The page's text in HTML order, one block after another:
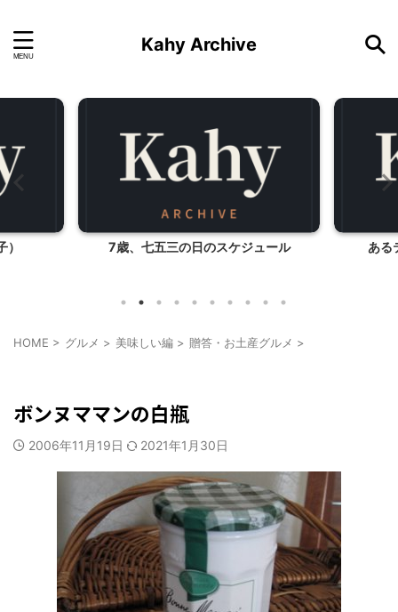
Kahy Archive
のスケジュール あるティータイムのおもてなし
HOME > グルメ > 美味しい編 > 贈答・お土産グルメ >
ボンヌママンの白瓶
2006年11月19日 2021年1月30日